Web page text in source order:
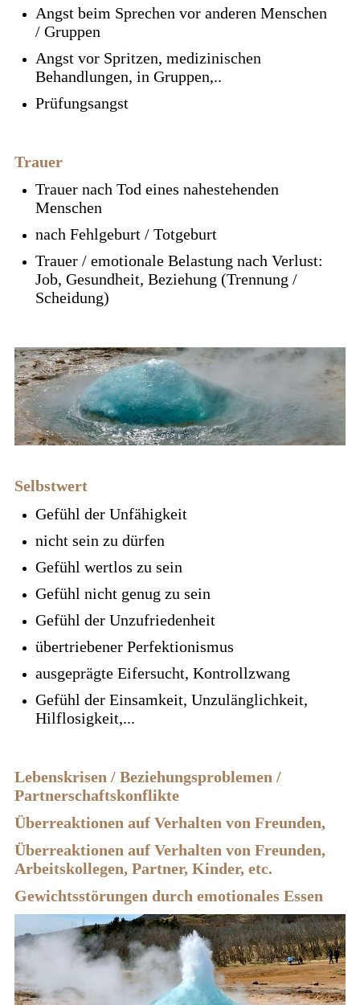
Angst beim Sprechen vor anderen Menschen
/ Gruppen
Angst vor Spritzen, medizinischen
Behandlungen, in Gruppen,..
Prüfungsangst
Trauer
Trauer nach Tod eines nahestehenden
Menschen
nach Fehlgeburt / Totgeburt
Trauer / emotionale Belastung nach Verlust:
Job, Gesundheit, Beziehung (Trennung /
Scheidung)
Selbstwert
Gefühl der Unfähigkeit
nicht sein zu dürfen
Gefühl wertlos zu sein
Gefühl nicht genug zu sein
Gefühl der Unzufriedenheit
übertriebener Perfektionismus
ausgeprägte Eifersucht, Kontrollzwang
Gefühl der Einsamkeit, Unzulänglichkeit,
Hilflosigkeit,...
Lebenskrisen / Beziehungsproblemen /
Partnerschaftskonflikte
Überreaktionen auf Verhalten von Freunden,
Überreaktionen auf Verhalten von Freunden,
Arbeitskollegen, Partner, Kinder, etc.
Gewichtsstörungen durch emotionales Essen